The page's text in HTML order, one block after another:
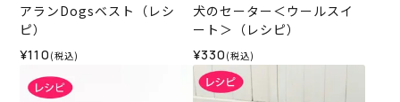
アランDogsベスト（レシ
ピ）
¥110 (税込)
犬のセーター＜ウールスイ
ート＞（レシピ）
¥330 (税込)